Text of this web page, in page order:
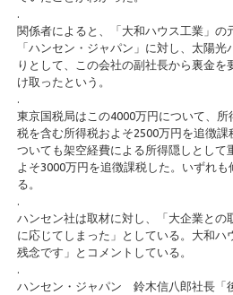
関係者によると、「大和ハウス工業」の
「ハンセン・ジャパン」に対し、太陽
りとして、この会社の副社長から裏金を
け取ったという。
東京国税局はこの4000万円について、
税を含む所得税およそ2500万円を追徴
ついても架空経費による所得隠しとして
よそ3000万円を追徴課税した。いずれ
る。
ハンセン社は取材に対し、「大企業との
に応じてしまった」としている。大和ハ
残念です」とコメントしている。
ハンセン・ジャパン 鈴木信八郎社長「